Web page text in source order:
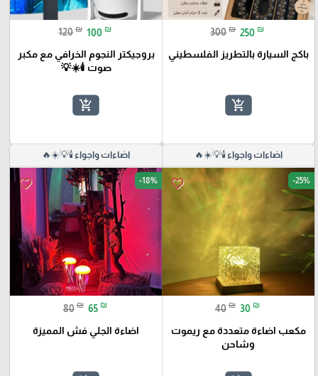
300 ₪ 250 ₪
باكج السيارة بالتطريز الفلسطيني
add_shopping_cart
120 ₪ 100 ₪
بروجيكتر النجوم الخرافي مع مكبر
صوت 🕯️☀️💡
add_shopping_cart
اضاءات واجواء 🕯️💡☀️🔥
favorite_border -25%
40 ₪ 30 ₪
مكعب اضاءة متعددة مع ريموت
وشاحن
اضاءات واجواء 🕯️💡☀️🔥
favorite_border -18%
80 ₪ 65 ₪
اضاءة الجلي فش المميزة